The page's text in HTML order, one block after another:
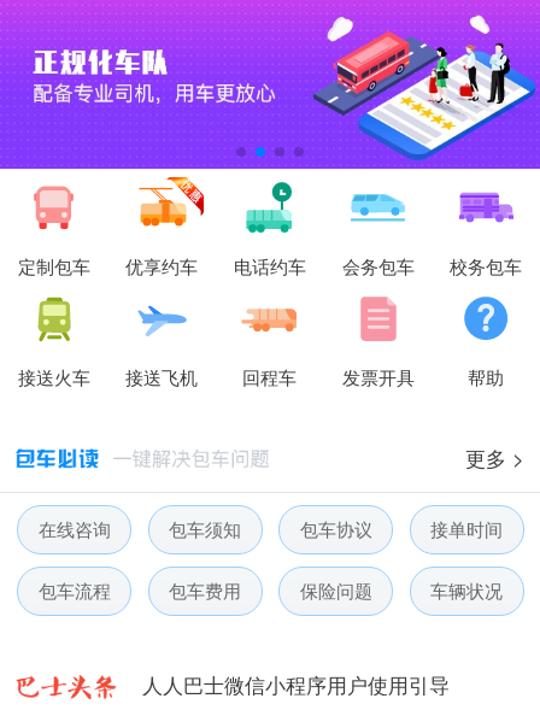
定制包车 优享约车 电话约车 会务包车 校务包车
接送火车 接送飞机 回程车 发票开具 帮助
更多 >
在线咨询 包车须知 包车协议 接单时间
包车流程 包车费用 保险问题 车辆状况
人人巴士春节放假通知-杭州包车网
人人巴士电话包车5月数据榜
人人巴士微信小程序用户使用引导